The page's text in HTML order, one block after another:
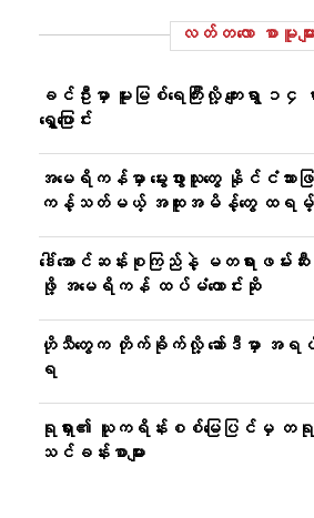
လတ်တ‌လော စာမူမျာ
ခင်ဦးမှာ မူးမြစ်ရေကြီးလို့ ကျေးရွာ
ရွှေ့ပြောင်း
အမေရိကန်မှာ မွေးဖွားသူတွေ နိုင်ငံသာ
ကန့်သတ်မယ့် အထူးအမိန့်တွေ ထရ
ဒေါ်အောင်ဆန်းစုကြည်နဲ့ မတရားဖမ်းဆီ
ဖို့ အမေရိကန် ထပ်မံတောင်းဆို
ဟိုသီတွေက တိုက်ခိုက်လို့ ဆော်ဒီမှာ အရပ်
ရ
ရုရှား၏ ယူကရိန်းစစ်မြေပြင်မှ တ
သင်ခန်းစာများ